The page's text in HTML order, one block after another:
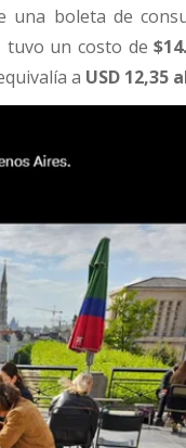
una boleta de
tuvo un costo de
a USD 12,35